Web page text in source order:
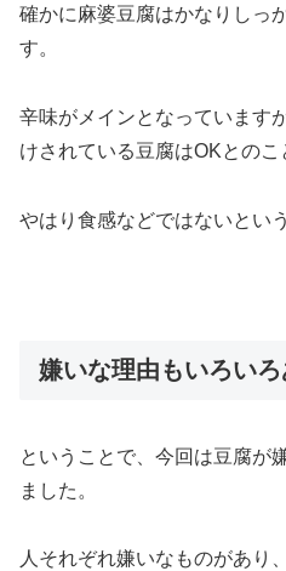
確かに麻婆豆腐はかなりしっ
す。
辛味がメインとなっています
けされている豆腐はOKとのこ
やはり食感などではないとい
嫌いな理由もいろいろ
ということで、今回は豆腐が
ました。
人それぞれ嫌いなものがあり